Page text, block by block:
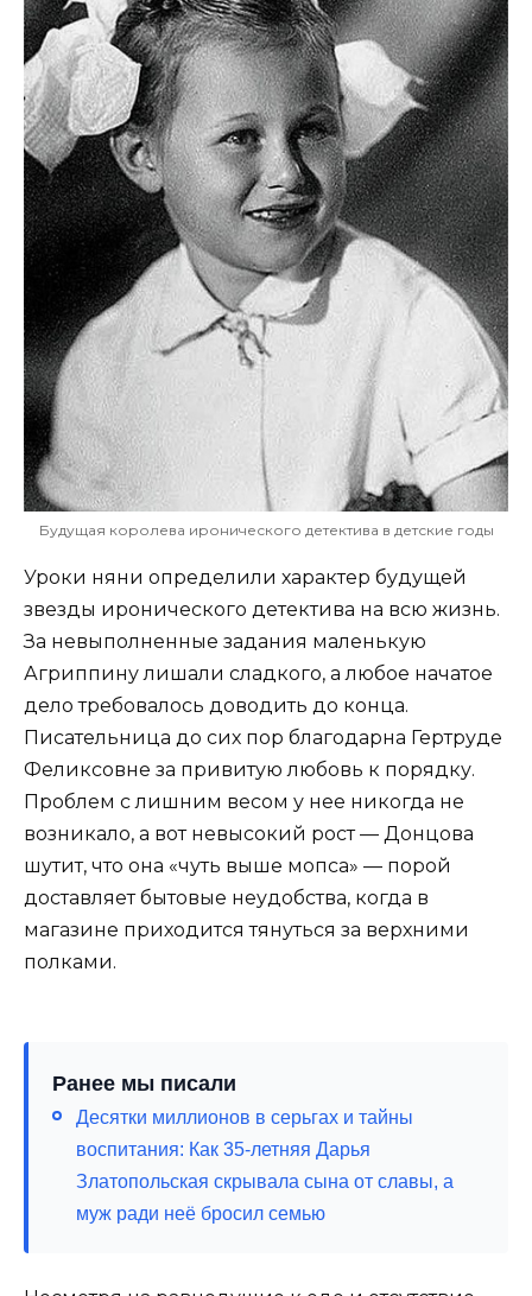
Будущая королева иронического детектива в детские годы
Уроки няни определили характер будущей
звезды иронического детектива на всю жизнь.
За невыполненные задания маленькую
Агриппину лишали сладкого, а любое начатое
дело требовалось доводить до конца.
Писательница до сих пор благодарна Гертруде
Феликсовне за привитую любовь к порядку.
Проблем с лишним весом у нее никогда не
возникало, а вот невысокий рост — Донцова
шутит, что она «чуть выше мопса» — порой
доставляет бытовые неудобства, когда в
магазине приходится тянуться за верхними
полками.
Ранее мы писали
Десятки миллионов в серьгах и тайны
воспитания: Как 35-летняя Дарья
Златопольская скрывала сына от славы, а
муж ради неё бросил семью